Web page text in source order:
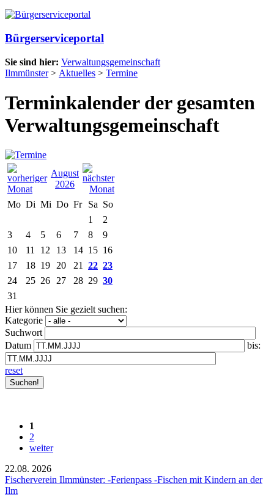
Bürgerserviceportal
Sie sind hier: Verwaltungsgemeinschaft
Ilmmünster> Aktuelles > Termine
Terminkalender der gesamten
Verwaltungsgemeinschaft
August
2026
Mo Di Mi Do Fr Sa So
1
2
3
4 5 6 7 8
9
10
11 12 13 14 15 16
17
18 19 20 21 22 23
24
25 26 27 28 29 30
31
Hier können Sie gezielt suchen:
Kategorie
Suchwort
Datum
bis:
reset
1
2
weiter
22.08. 2026
Fischerverein Ilmmünster: -Ferienpass -Fischen mit Kindern an der
Ilm